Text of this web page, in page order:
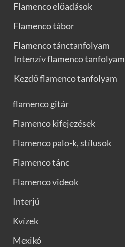
Flamenco előadások
Flamenco tábor
Flamenco tánctanfolyam
Intenzív flamenco tanfolyam
Kezdő flamenco tanfolyam
flamenco gitár
Flamenco kifejezések
Flamenco palo-k, stílusok
Flamenco tánc
Flamenco videok
Interjú
Kvízek
Mexikó